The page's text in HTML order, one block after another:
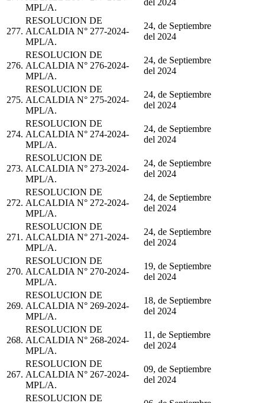
MPL/A.
del 2024
277.
RESOLUCION DE
ALCALDIA N° 277-2024-
MPL/A.
24, de Septiembre
del 2024
276.
RESOLUCION DE
ALCALDIA N° 276-2024-
MPL/A.
24, de Septiembre
del 2024
275.
RESOLUCION DE
ALCALDIA N° 275-2024-
MPL/A.
24, de Septiembre
del 2024
274.
RESOLUCION DE
ALCALDIA N° 274-2024-
MPL/A.
24, de Septiembre
del 2024
273.
RESOLUCION DE
ALCALDIA N° 273-2024-
MPL/A.
24, de Septiembre
del 2024
272.
RESOLUCION DE
ALCALDIA N° 272-2024-
MPL/A.
24, de Septiembre
del 2024
271.
RESOLUCION DE
ALCALDIA N° 271-2024-
MPL/A.
24, de Septiembre
del 2024
270.
RESOLUCION DE
ALCALDIA N° 270-2024-
MPL/A.
19, de Septiembre
del 2024
269.
RESOLUCION DE
ALCALDIA N° 269-2024-
MPL/A.
18, de Septiembre
del 2024
268.
RESOLUCION DE
ALCALDIA N° 268-2024-
MPL/A.
11, de Septiembre
del 2024
267.
RESOLUCION DE
ALCALDIA N° 267-2024-
MPL/A.
09, de Septiembre
del 2024
RESOLUCION DE